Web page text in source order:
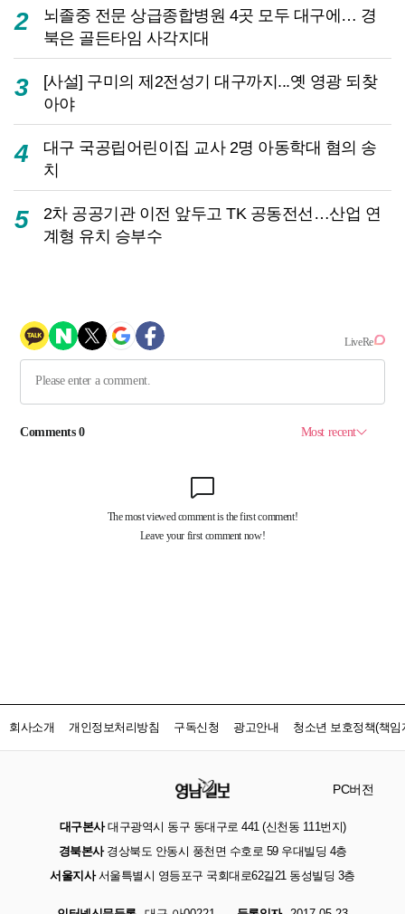
2
뇌졸중 전문 상급종합병원 4곳 모두 대구에… 경
북은 골든타임 사각지대
3
[사설] 구미의 제2전성기 대구까지...옛 영광 되찾
아야
4
대구 국공립어린이집 교사 2명 아동학대 혐의 송
치
5
2차 공공기관 이전 앞두고 TK 공동전선…산업 연
계형 유치 승부수
회사소개 개인정보처리방침 구독신청 광고안내 청소년 보호정책(책임
PC버전
대구본사대구광역시 동구 동대구로 441 (신천동 111번지)
경북본사경상북도 안동시 풍천면 수호로 59 우대빌딩 4층
서울지사서울특별시 영등포구 국회대로62길21 동성빌딩 3층